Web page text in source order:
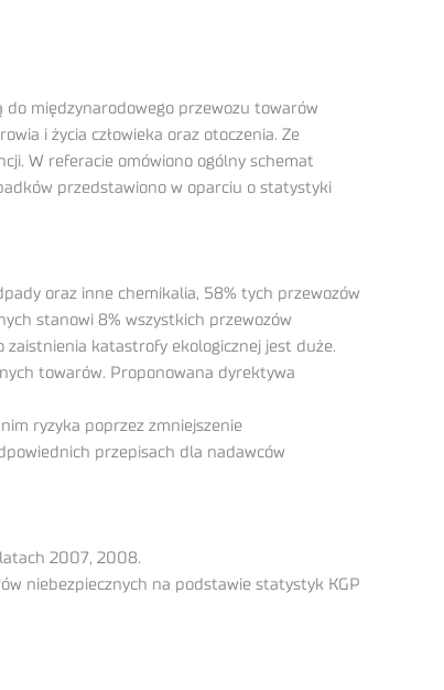
do międzynarodowego przewozu towarów
i życia człowieka oraz otoczenia. Ze
W referacie omówiono ogólny schemat
przedstawiono w oparciu o statystyki
oraz inne chemikalia, 58% tych przewozów
stanowi 8% wszystkich przewozów
katastrofy ekologicznej jest duże.
towarów. Proponowana dyrektywa
ryzyka poprzez zmniejszenie
przepisach dla nadawców
2007, 2008.
niebezpiecznych na podstawie statystyk KGP